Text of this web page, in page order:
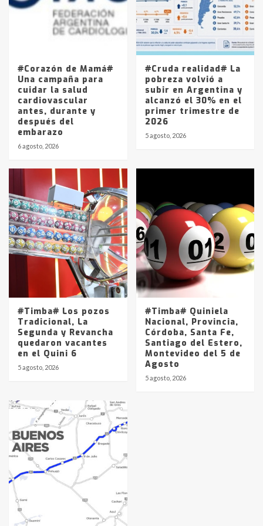
Los precios de los combustibles en
La Pampa, desde YPF hasta Axion
entre 857 a 1338 pesos
#Corazón de Mamá#
Una campaña para
cuidar la salud
cardiovascular
antes, durante y
después del
embarazo
6 agosto, 2026
#Cruda realidad# La
pobreza volvió a
subir en Argentina y
alcanzó el 30% en el
primer trimestre de
2026
5 agosto, 2026
#Timba# Los pozos
Tradicional, La
Segunda y Revancha
quedaron vacantes
en el Quini 6
5 agosto, 2026
#Timba# Quiniela
Nacional, Provincia,
Córdoba, Santa Fe,
Santiago del Estero,
Montevideo del 5 de
Agosto
5 agosto, 2026